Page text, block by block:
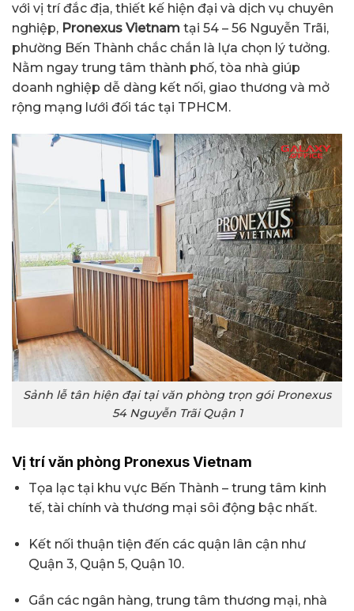
với vị trí đắc địa, thiết kế hiện đại và dịch vụ chuyên
nghiệp, Pronexus Vietnam tại 54 – 56 Nguyễn Trãi,
phường Bến Thành chắc chắn là lựa chọn lý tưởng.
Nằm ngay trung tâm thành phố, tòa nhà giúp
doanh nghiệp dễ dàng kết nối, giao thương và mở
rộng mạng lưới đối tác tại TPHCM.
Sảnh lễ tân hiện đại tại văn phòng trọn gói Pronexus
54 Nguyễn Trãi Quận 1
Vị trí văn phòng Pronexus Vietnam
Tọa lạc tại khu vực Bến Thành – trung tâm kinh
tế, tài chính và thương mại sôi động bậc nhất.
Kết nối thuận tiện đến các quận lân cận như
Quận 3, Quận 5, Quận 10.
Gần các ngân hàng, trung tâm thương mại, nhà